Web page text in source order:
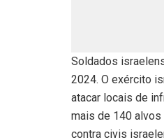
Soldados
2024. O exército
atacar locais de
mais de 140
contra civis